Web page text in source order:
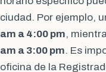
ciudad. Por ejemplo,
am a 4:00 pm,
am a 3:00 pm. Es
oficina de la